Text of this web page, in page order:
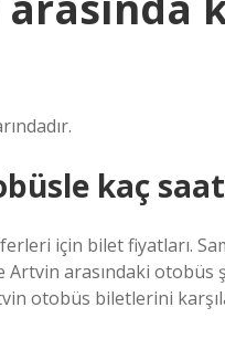
kaç
için bilet fiyatları.
Artvin arasındaki
otobüs biletlerini